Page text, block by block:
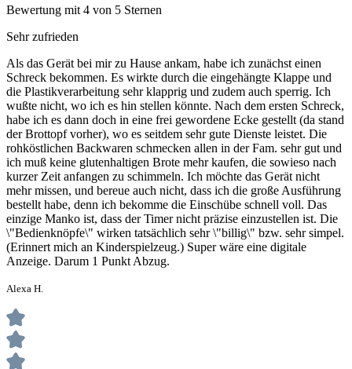
Bewertung mit 4 von 5 Sternen
Sehr zufrieden
Als das Gerät bei mir zu Hause ankam, habe ich zunächst einen
Schreck bekommen. Es wirkte durch die eingehängte Klappe und
die Plastikverarbeitung sehr klapprig und zudem auch sperrig. Ich
wußte nicht, wo ich es hin stellen könnte. Nach dem ersten Schreck,
habe ich es dann doch in eine frei gewordene Ecke gestellt (da stand
der Brottopf vorher), wo es seitdem sehr gute Dienste leistet. Die
rohköstlichen Backwaren schmecken allen in der Fam. sehr gut und
ich muß keine glutenhaltigen Brote mehr kaufen, die sowieso nach
kurzer Zeit anfangen zu schimmeln. Ich möchte das Gerät nicht
mehr missen, und bereue auch nicht, dass ich die große Ausführung
bestellt habe, denn ich bekomme die Einschübe schnell voll. Das
einzige Manko ist, dass der Timer nicht präzise einzustellen ist. Die
\"Bedienknöpfe\" wirken tatsächlich sehr \"billig\" bzw. sehr simpel.
(Erinnert mich an Kinderspielzeug.) Super wäre eine digitale
Anzeige. Darum 1 Punkt Abzug.
Alexa H.